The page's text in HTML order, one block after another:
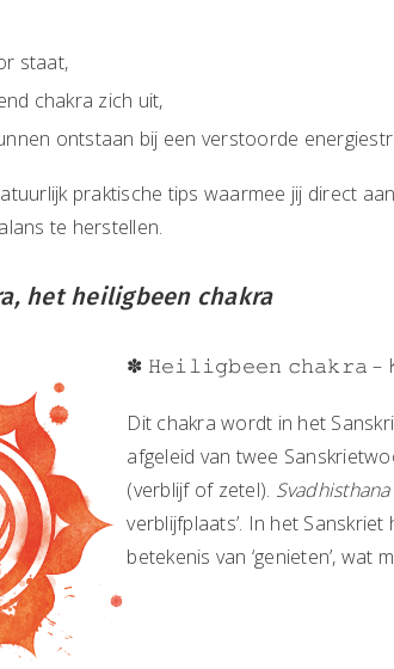
staat,
chakra zich uit,
ontstaan bij een verstoorde
praktische tips waarmee jij direct
te herstellen.
het heiligbeen chakra
✽ 𝙷𝚎𝚒𝚕𝚒𝚐𝚋𝚎𝚎𝚗 𝚌𝚑𝚊𝚔𝚛𝚊 –
Dit chakra wordt in het
afgeleid van twee
(verblijf of zetel). Svadhisthana
verblijfplaats’. In het
betekenis van ‘genieten’, wat